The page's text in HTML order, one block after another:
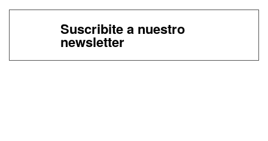
Suscribite a nuestro
newsletter